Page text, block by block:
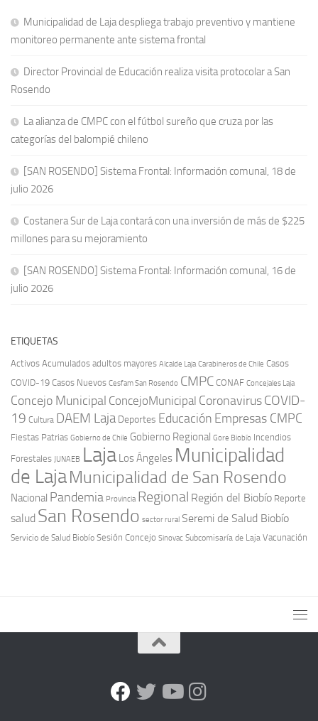
Municipalidad de Laja despliega trabajo preventivo y mantiene
monitoreo permanente ante sistema frontal
Director Provincial de Educación realiza visita protocolar a San
Rosendo
La alianza de CMPC con el fútbol sureño que cruza por las
categorías del balompié chileno
[SAN ROSENDO] Sistema Frontal: Información comunal, 18 de
julio 2026
Costanera Sur de Laja contará con una inversión de más de $225
millones para su mejoramiento
[SAN ROSENDO] Sistema Frontal: Información comunal, 16 de
julio 2026
ETIQUETAS
Activos Acumulados adultos mayores Alcalde Laja Carabineros de Chile Casos
COVID-19 Casos Nuevos Cesfam San Rosendo CMPC CONAF Concejales Laja
Concejo Municipal ConcejoMunicipal CoronavirusCOVID-
19 Cultura DAEM Laja Deportes Educación Empresas CMPC
Fiestas Patrias Gobierno de Chile Gobierno Regional Gore Biobío Incendios
Forestales JUNAEB Laja Los Ángeles Municipalidad
de LajaMunicipalidad de San Rosendo
Nacional Pandemia Provincia Regional Región del Biobío Reporte
salud San Rosendo sector rural Seremi de Salud Biobío
Servicio de Salud Biobío Sesión Concejo Sinovac Subcomisaría de Laja Vacunación